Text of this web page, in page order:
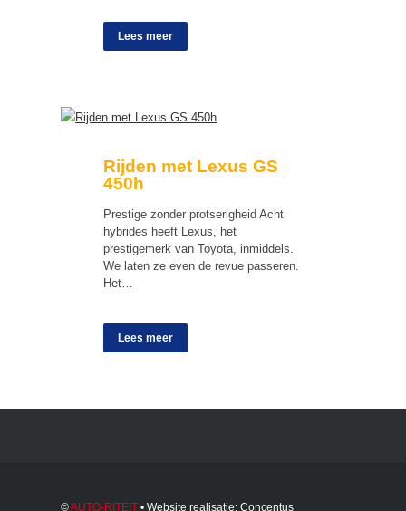
Lees meer
Rijden met Lexus GS
450h
Prestige zonder protserigheid Acht
hybrides heeft Lexus, het
prestigemerk van Toyota, inmiddels.
We laten ze even de revue passeren.
Het…
Lees meer
©AUTO-RITEIT • Website realisatie:Concentus